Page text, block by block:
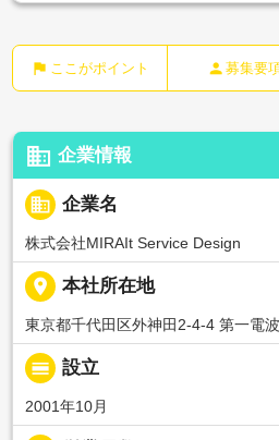
flag ここがポイント person 募集要
business 企業情報
business 企業名
株式会社MIRAIt Service Design
place 本社所在地
東京都千代田区外神田2-4-4 第一電
calendar_view_day 設立
2001年10月